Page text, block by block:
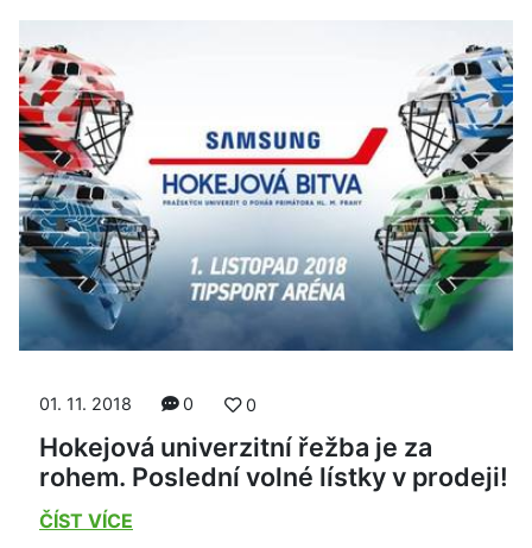
01. 11. 2018 0 0
Hokejová univerzitní řežba je za
rohem. Poslední volné lístky v prodeji!
ČÍST VÍCE